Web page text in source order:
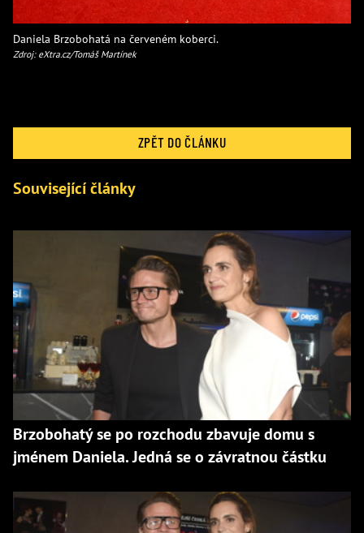
Daniela Brzobohatá na červeném koberci.
Zdroj: eXtra.cz/Tomáš Martínek
ZPĚT DO ČLÁNKU
Související články
Brzobohatý se po rozchodu zbavuje domu s
jménem Daniela. Jedná se o závratnou částku